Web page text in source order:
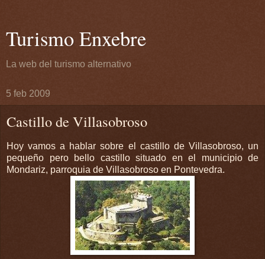
Turismo Enxebre
La web del turismo alternativo
5 feb 2009
Castillo de Villasobroso
Hoy vamos a hablar sobre el castillo de Villasobroso, un
pequeño pero bello castillo situado en el municipio de
Mondariz, parroquia de Villasobroso en Pontevedra.